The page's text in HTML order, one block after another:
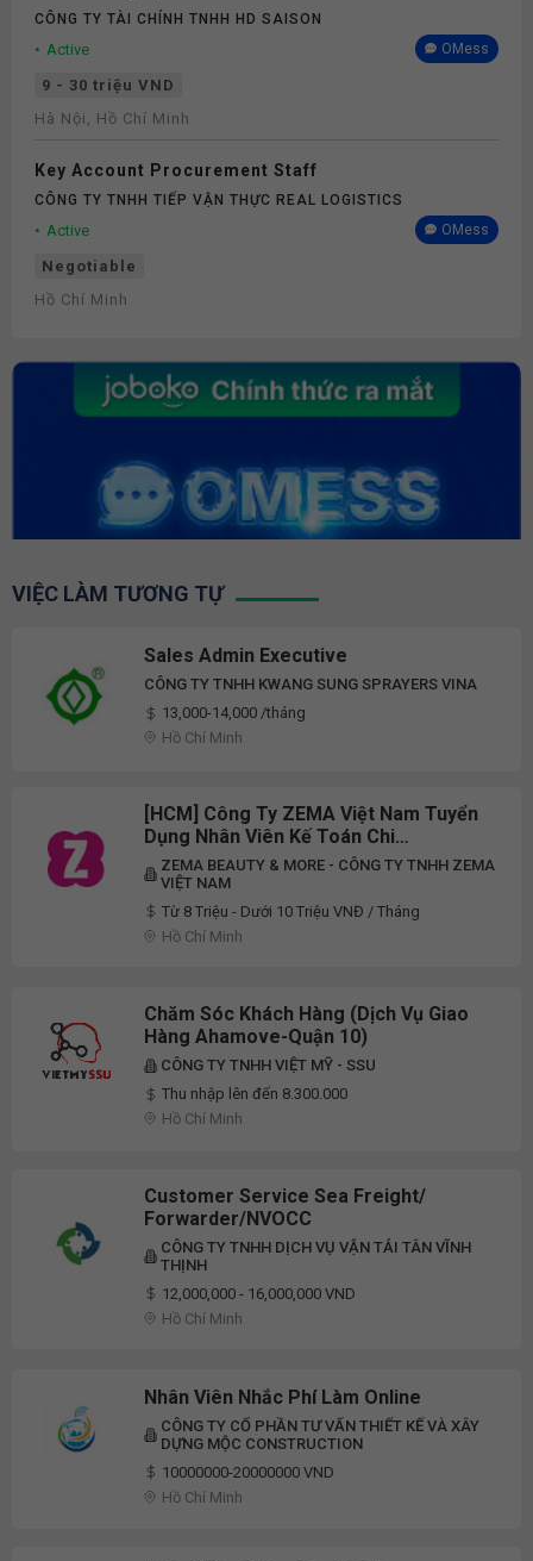
CÔNG TY TÀI CHÍNH TNHH HD SAISON
Active OMess
9 - 30 triệu VND
Hà Nội, Hồ Chí Minh
Key Account Procurement Staff
CÔNG TY TNHH TIẾP VẬN THỰC REAL LOGISTICS
Active OMess
Negotiable
Hồ Chí Minh
VIỆC LÀM TƯƠNG TỰ
Sales Admin Executive
CÔNG TY TNHH KWANG SUNG SPRAYERS VINA
13,000-14,000 /tháng
Hồ Chí Minh
[HCM] Công Ty ZEMA Việt Nam Tuyển
Dụng Nhân Viên Kế Toán Chi
Nhánh/Chăm Sóc Khách Hàng Full-
Time 2026
ZEMA BEAUTY & MORE - CÔNG TY TNHH ZEMA
VIỆT NAM
Từ 8 Triệu - Dưới 10 Triệu VNĐ / Tháng
Hồ Chí Minh
Chăm Sóc Khách Hàng (Dịch Vụ Giao
Hàng Ahamove-Quận 10)
CÔNG TY TNHH VIỆT MỸ - SSU
Thu nhập lên đến 8.300.000
Hồ Chí Minh
Customer Service Sea Freight/
Forwarder/NVOCC
CÔNG TY TNHH DỊCH VỤ VẬN TẢI TÂN VĨNH
THỊNH
12,000,000 - 16,000,000 VND
Hồ Chí Minh
Nhân Viên Nhắc Phí Làm Online
CÔNG TY CỔ PHẦN TƯ VẤN THIẾT KẾ VÀ XÂY
DỰNG MỘC CONSTRUCTION
10000000-20000000 VND
Hồ Chí Minh